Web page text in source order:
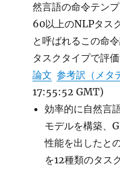
然言語の命令テン
60以上のNLPタス
と呼ばれるこの命
タスクタイプで評価
論文 参考訳（メタ
17:55:52 GMT)
効率的に自然言
モデルを構築、
性能を出したと
を12種類のタス